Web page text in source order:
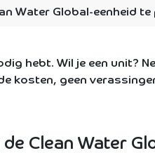
Water Global-eenheid te
hebt. Wil je een unit?
kosten, geen
Clean Water